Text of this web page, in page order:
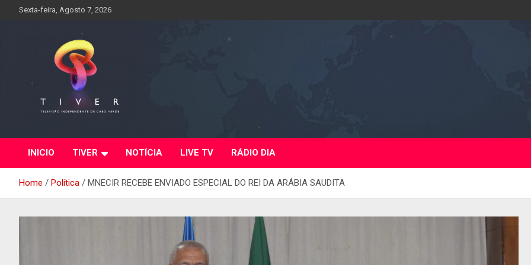
Sexta-feira, Agosto 7, 2026
INICIO TIVER NOTÍCIA LIVE TV RÁDIO DIA
Home Política MNECIR RECEBE ENVIADO ESPECIAL DO REI DA ARÁBIA SAUDITA